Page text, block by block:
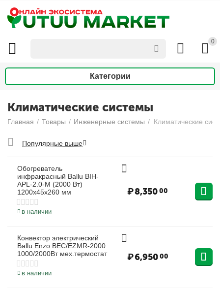
0
Категории
Климатические системы
Главная / Товары / Инженерные системы / Климатические
Популярные выше
Обогреватель
инфракрасный Ballu BIH-
APL-2.0-M (2000 Вт)
1200х45х260 мм
в наличии
₽8,35000
Конвектор электрический
Ballu Enzo BEC/EZMR-2000
1000/2000Вт мех.термостат
в наличии
₽6,95000